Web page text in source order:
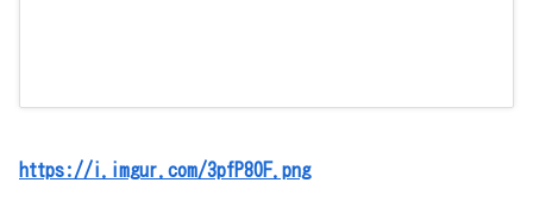
https://i.imgur.com/3pfP80F.png